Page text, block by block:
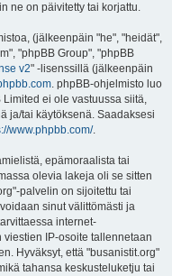
ne on päivitetty tai korjattu.
(jälkeenpäin "he", "heidät",
"phpBB Group", "phpBB
v2" -lisenssillä (jälkeenpäin
. phpBB-ohjelmisto luo
ei ole vastuussa siitä,
ja/tai käytöksenä. Saadaksesi
www.phpbb.com/.
epämoraalista tai
olevia lakeja oli se sitten
palvelin on sijoitettu tai
sinut välittömästi ja
internet-
IP-osoite tallennetaan
Hyväksyt, että "busanistit.org"
tahansa keskusteluketju tai